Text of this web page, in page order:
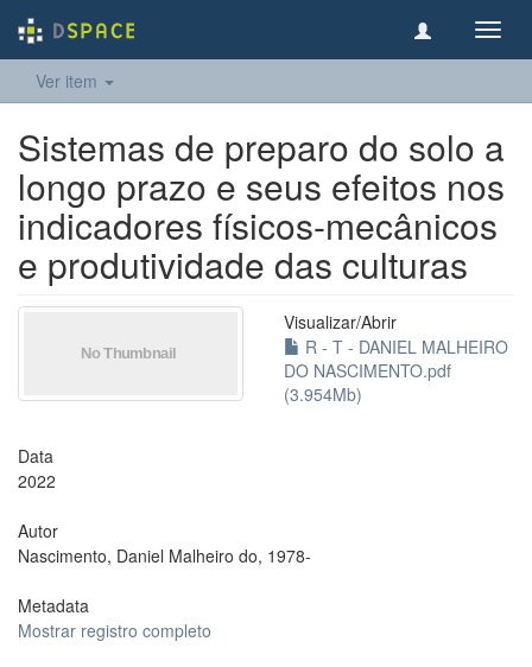
Ver item
Sistemas de preparo do solo a
longo prazo e seus efeitos nos
indicadores físicos-mecânicos
e produtividade das culturas
Visualizar/Abrir
R - T - DANIEL MALHEIRO
DO NASCIMENTO.pdf
(3.954Mb)
Data
2022
Autor
Nascimento, Daniel Malheiro do, 1978-
Metadata
Mostrar registro completo